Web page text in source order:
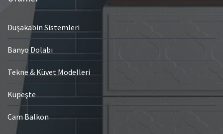
Duşakabin Sistemleri
Banyo Dolabı
Tekne & Küvet Modelleri
Küpeşte
Cam Balkon